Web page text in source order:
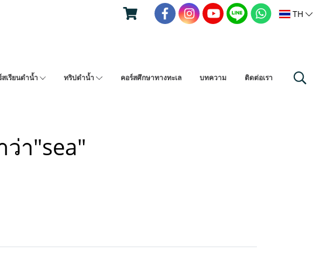
TH
สเรียนดำน้ำ ทริปดำน้ำ คอร์สศึกษาทางทะเล บทความ ติดต่อเรา
า"sea"